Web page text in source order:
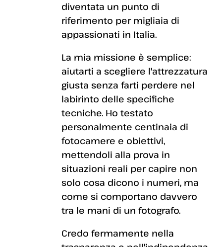
diventata un punto di
riferimento per migliaia di
appassionati in Italia.
La mia missione è semplice:
aiutarti a scegliere l'attrezzatura
giusta senza farti perdere nel
labirinto delle specifiche
tecniche. Ho testato
personalmente centinaia di
fotocamere e obiettivi,
mettendoli alla prova in
situazioni reali per capire non
solo cosa dicono i numeri, ma
come si comportano davvero
tra le mani di un fotografo.
Credo fermamente nella